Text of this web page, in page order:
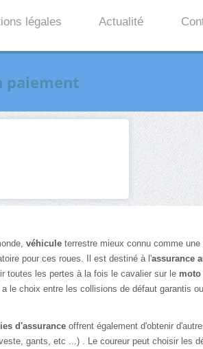
légales Actualité
paiement
véhicule terrestre mieux connu comme une
pour ces roues. Il est destiné à l'assurance
toutes les pertes à la fois le cavalier sur le moto
le choix entre les collisions de défaut garantis
d'assurance offrent également d'obtenir
gants, etc ...) . Le coureur peut choisir les